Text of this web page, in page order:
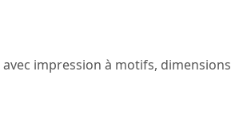
impression à motifs,